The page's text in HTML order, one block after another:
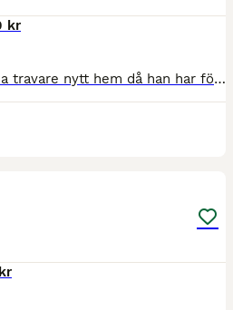
kr
Nu söker vår Nordsvenska travare nytt hem då han har för mycket motor för vår verksamhet. Driv har bott hos oss sedan september 2025. Trevlig häst som är väldigt mån om att göra rätt. Han skrittar oc